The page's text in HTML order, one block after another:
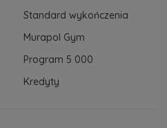
Standard wykończenia
Murapol Gym
Program 5 000
Kredyty